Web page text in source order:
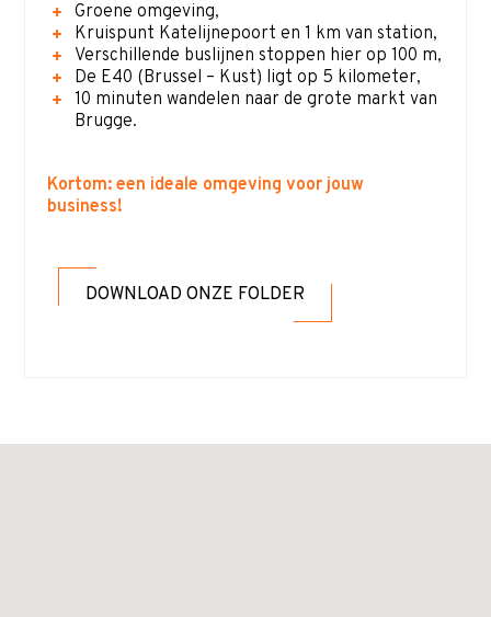
Groene omgeving,
Kruispunt Katelijnepoort en 1 km van station,
Verschillende buslijnen stoppen hier op 100 m,
De E40 (Brussel – Kust) ligt op 5 kilometer,
10 minuten wandelen naar de grote markt van
Brugge.
Kortom: een ideale omgeving voor jouw
business!
DOWNLOAD ONZE FOLDER